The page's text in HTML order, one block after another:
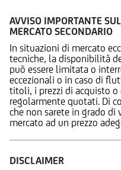
AVVISO IMPORTANTE
MERCATO SECONDARIO
In situazioni di mercato
tecniche, la disponibilità
può essere limitata o
eccezionali o in caso di
titoli, i prezzi di acquisto
regolarmente quotati. Di
che non sarete in grado
mercato ad un prezzo
DISCLAIMER